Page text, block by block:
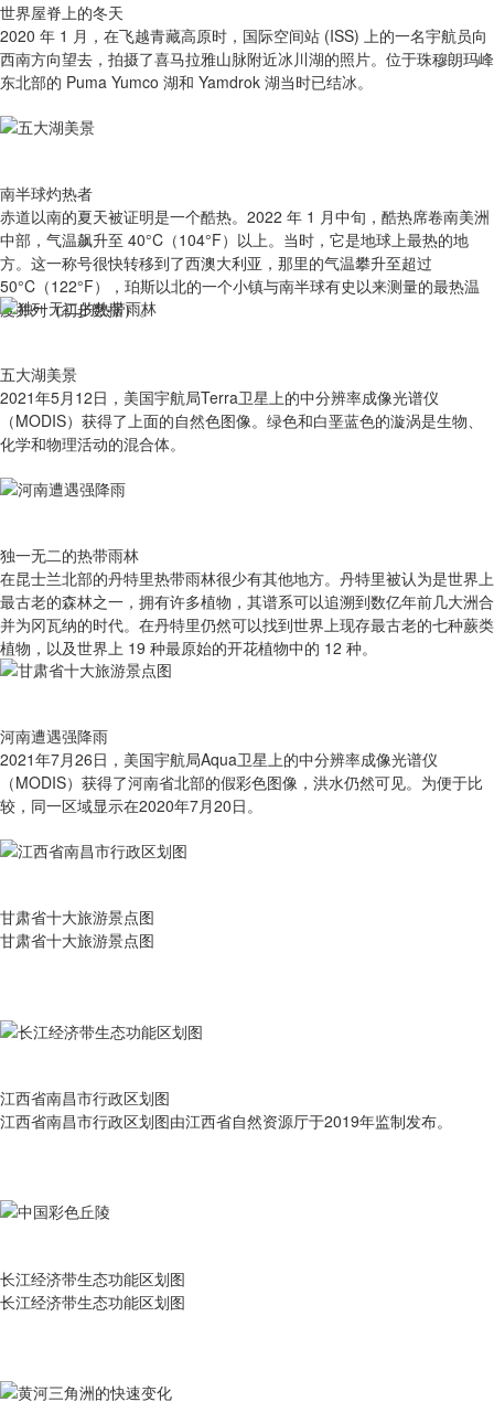
世界屋脊上的冬天
2020 年 1 月，在飞越青藏高原时，国际空间站 (ISS) 上的一名宇航员向
西南方向望去，拍摄了喜马拉雅山脉附近冰川湖的照片。位于珠穆朗玛峰
东北部的 Puma Yumco 湖和 Yamdrok 湖当时已结冰。
南半球灼热者
赤道以南的夏天被证明是一个酷热。2022 年 1 月中旬，酷热席卷南美洲
中部，气温飙升至 40°C（104°F）以上。当时，它是地球上最热的地
方。这一称号很快转移到了西澳大利亚，那里的气温攀升至超过
50°C（122°F），珀斯以北的一个小镇与南半球有史以来测量的最热温
度并列（初步数据）。
五大湖美景
2021年5月12日，美国宇航局Terra卫星上的中分辨率成像光谱仪
（MODIS）获得了上面的自然色图像。绿色和白垩蓝色的漩涡是生物、
化学和物理活动的混合体。
独一无二的热带雨林
在昆士兰北部的丹特里热带雨林很少有其他地方。丹特里被认为是世界上
最古老的森林之一，拥有许多植物，其谱系可以追溯到数亿年前几大洲合
并为冈瓦纳的时代。在丹特里仍然可以找到世界上现存最古老的七种蕨类
植物，以及世界上 19 种最原始的开花植物中的 12 种。
河南遭遇强降雨
2021年7月26日，美国宇航局Aqua卫星上的中分辨率成像光谱仪
（MODIS）获得了河南省北部的假彩色图像，洪水仍然可见。为便于比
较，同一区域显示在2020年7月20日。
甘肃省十大旅游景点图
甘肃省十大旅游景点图
江西省南昌市行政区划图
江西省南昌市行政区划图由江西省自然资源厅于2019年监制发布。
长江经济带生态功能区划图
长江经济带生态功能区划图